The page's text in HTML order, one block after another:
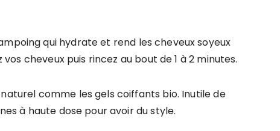
qui hydrate et rend les cheveux soyeux
cheveux puis rincez au bout de 1 à 2 minutes.
comme les gels coiffants bio. Inutile de
à haute dose pour avoir du style.